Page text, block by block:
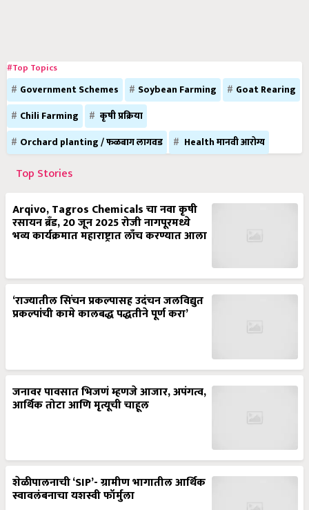
#Top Topics
Government Schemes Soybean Farming
Goat Rearing
Chili Farming
कृषी प्रक्रिया
Orchard planting / फळबाग लागवड
Health मानवी आरोग्य
Top Stories
Arqivo, Tagros Chemicals चा नवा कृषी
रसायन ब्रँड, 20 जून 2025 रोजी नागपूरमध्ये
भव्य कार्यक्रमात महाराष्ट्रात लाँच करण्यात आला
‘राज्यातील सिंचन प्रकल्पासह उदंचन जलविद्युत
प्रकल्पांची कामे कालबद्ध पद्धतीने पूर्ण करा’
जनावर पावसात भिजणं म्हणजे आजार, अपंगत्व,
आर्थिक तोटा आणि मृत्यूची चाहूल
शेळीपालनाची ‘SIP’- ग्रामीण भागातील आर्थिक
स्वावलंबनाचा यशस्वी फॉर्मुला